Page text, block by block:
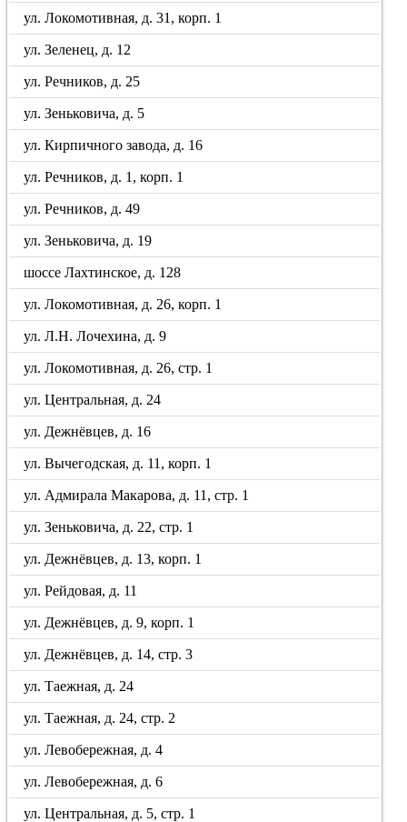
ул. Локомотивная, д. 31, корп. 1
ул. Зеленец, д. 12
ул. Речников, д. 25
ул. Зеньковича, д. 5
ул. Кирпичного завода, д. 16
ул. Речников, д. 1, корп. 1
ул. Речников, д. 49
ул. Зеньковича, д. 19
шоссе Лахтинское, д. 128
ул. Локомотивная, д. 26, корп. 1
ул. Л.Н. Лочехина, д. 9
ул. Локомотивная, д. 26, стр. 1
ул. Центральная, д. 24
ул. Дежнёвцев, д. 16
ул. Вычегодская, д. 11, корп. 1
ул. Адмирала Макарова, д. 11, стр. 1
ул. Зеньковича, д. 22, стр. 1
ул. Дежнёвцев, д. 13, корп. 1
ул. Рейдовая, д. 11
ул. Дежнёвцев, д. 9, корп. 1
ул. Дежнёвцев, д. 14, стр. 3
ул. Таежная, д. 24
ул. Таежная, д. 24, стр. 2
ул. Левобережная, д. 4
ул. Левобережная, д. 6
ул. Центральная, д. 5, стр. 1